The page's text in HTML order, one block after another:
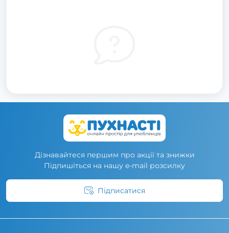
Дізнавайтеся першим про акції та знижки
Підпишіться на нашу e-mail розсилку
Підписатися